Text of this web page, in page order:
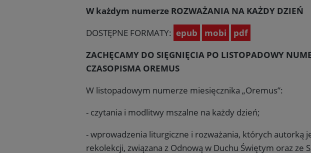
W każdym numerze ROZWAŻANIA NA KAŻDY DZIEŃ
DOSTĘPNE FORMATY: epub mobi
pdf
ZACHĘCAMY DO SIĘGNIĘCIA PO LISTOPADOWY
CZASOPISMA OREMUS
W listopadowym numerze miesięcznika „Oremus”:
- czytania i modlitwy mszalne na każdy dzień;
- wprowadzenia liturgiczne i rozważania, których autorką
rekolekcji, związana z Odnową w Duchu Świętym oraz ze